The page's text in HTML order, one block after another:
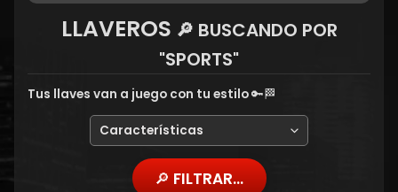
LLAVEROS 🔎 BUSCANDO POR
"SPORTS"
Tus llaves van a juego con tu estilo 🔑🏁
🔎 FILTRAR...